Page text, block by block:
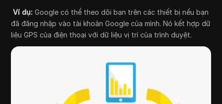
Ví dụ: Google có thể theo dõi bạn trên các thiết bị nếu bạn
đã đăng nhập vào tài khoản Google của mình. Nó kết hợp dữ
liệu GPS của điện thoại với dữ liệu vị trí của trình duyệt.